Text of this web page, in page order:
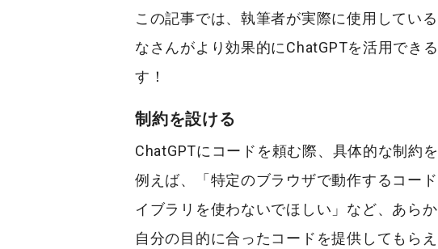
この記事では、執筆者が実際に使用してい
なさんがより効果的にChatGPTを活用でき
す！
制約を設ける
ChatGPTにコードを頼む際、具体的な制約
例えば、「特定のブラウザで動作するコー
イブラリを使わないでほしい」など、あら
自分の目的に合ったコードを提供してもらえ